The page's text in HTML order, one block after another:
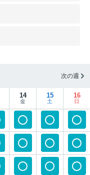
次の週
14
金
15
土
16
日